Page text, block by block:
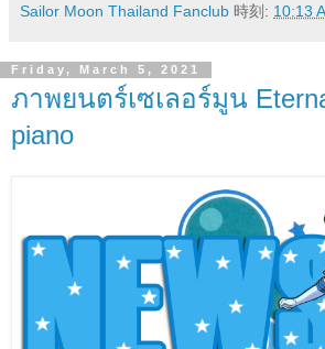
Sailor Moon Thailand Fanclub 時刻: 10:13
Friday, March 5, 2021
ภาพยนตร์เซเลอร์มูน
piano